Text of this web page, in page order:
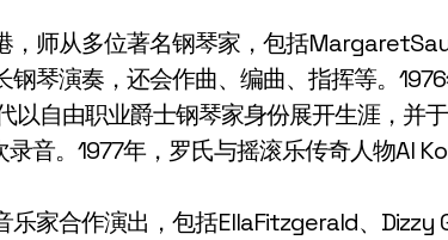
，师从多位著名钢琴家，包括
钢琴演奏，还会作曲、编曲、指挥等。
以自由职业爵士钢琴家身份展开生涯，并
录音。1977年，罗氏与摇滚乐传奇人物Al
乐家合作演出，包括EllaFitzgerald、